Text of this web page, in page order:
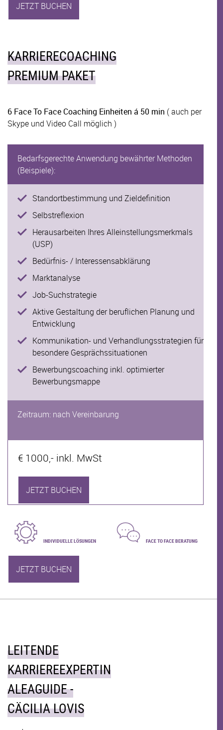
JETZT BUCHEN
KARRIERECOACHING
PREMIUM PAKET
6 Face To Face Coaching Einheiten á 50 min ( auch per
Skype und Video Call möglich )
Bedarfsgerechte Anwendung bewährter Methoden
(Beispiele):
Standortbestimmung und Zieldefinition
Selbstreflexion
Herausarbeiten Ihres Alleinstellungsmerkmals
(USP)
Bedürfnis- / Interessensabklärung
Marktanalyse
Job-Suchstrategie
Aktive Gestaltung der beruflichen Planung und
Entwicklung
Kommunikation- und Verhandlungsstrategien für
besondere Gesprächssituationen
Bewerbungscoaching inkl. optimierter
Bewerbungsmappe
Zeitraum: nach Vereinbarung
€ 1000,- inkl. MwSt
JETZT BUCHEN
JETZT BUCHEN
INDIVIDUELLE LÖSUNGEN FACE TO FACE BERATUNG
LEITENDE
KARRIEREEXPERTIN
ALEAGUIDE -
CÄCILIA LOVIS